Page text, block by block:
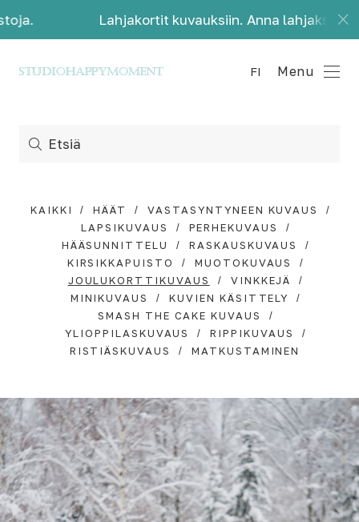
Lahjakortit kuvauksiin. Anna lahjaksi kauniita
FI Menu
KAIKKI HÄÄT
VASTASYNTYNEEN KUVAUS
LAPSIKUVAUS
PERHEKUVAUS
HÄÄSUNNITTELU
RASKAUSKUVAUS
KIRSIKKAPUISTO
MUOTOKUVAUS
JOULUKORTTIKUVAUS
VINKKEJÄ
MINIKUVAUS
KUVIEN KÄSITTELY
SMASH THE CAKE KUVAUS
YLIOPPILASKUVAUS
RIPPIKUVAUS
RISTIÄSKUVAUS
MATKUSTAMINEN